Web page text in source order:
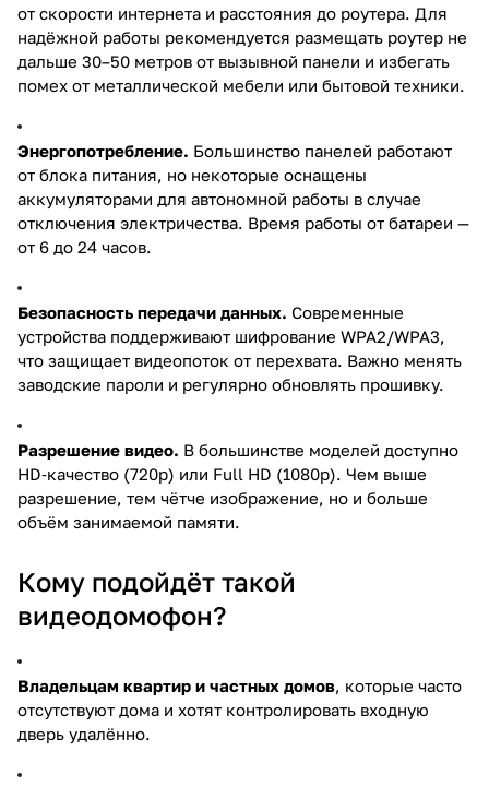
от скорости интернета и расстояния до роутера. Для
надёжной работы рекомендуется размещать роутер не
дальше 30–50 метров от вызывной панели и избегать
помех от металлической мебели или бытовой техники.
Энергопотребление. Большинство панелей работают
от блока питания, но некоторые оснащены
аккумуляторами для автономной работы в случае
отключения электричества. Время работы от батареи —
от 6 до 24 часов.
Безопасность передачи данных. Современные
устройства поддерживают шифрование WPA2/WPA3,
что защищает видеопоток от перехвата. Важно менять
заводские пароли и регулярно обновлять прошивку.
Разрешение видео. В большинстве моделей доступно
HD‑качество (720p) или Full HD (1080p). Чем выше
разрешение, тем чётче изображение, но и больше
объём занимаемой памяти.
Кому подойдёт такой
видеодомофон?
Владельцам квартир и частных домов, которые часто
отсутствуют дома и хотят контролировать входную
дверь удалённо.